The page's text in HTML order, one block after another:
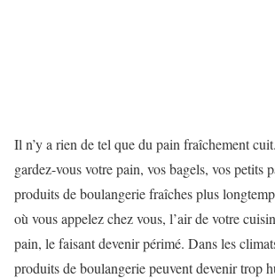
Il n’y a rien de tel que du pain fraîchement
gardez-vous votre pain, vos bagels, vos petits
produits de boulangerie fraîches plus
où vous appelez chez vous, l’air de votre
pain, le faisant devenir périmé. Dans les
produits de boulangerie peuvent devenir trop